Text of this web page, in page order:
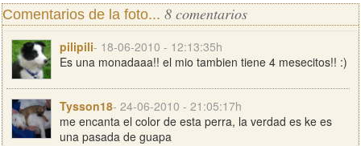
Comentarios de la foto... 8 comentarios
pilipili- 18-06-2010 - 12:13:35h
Es una monadaaa!! el mio tambien tiene 4 mesecitos!! :)
Tysson18- 24-06-2010 - 21:05:17h
me encanta el color de esta perra, la verdad es ke es
una pasada de guapa